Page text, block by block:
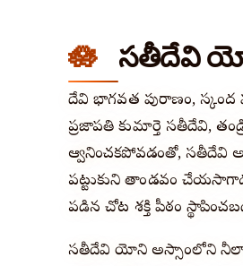
సతీదేవి
దేవి భాగవత పురాణం,
ప్రజాపతి కుమార్తె సతీదేవి,
ఆహ్వానించకపోవడంతో, సతీదేవి
పట్టుకుని తాండవం
పడిన చోట శక్తి పీఠం
సతీదేవి యోని అస్సాంలోని